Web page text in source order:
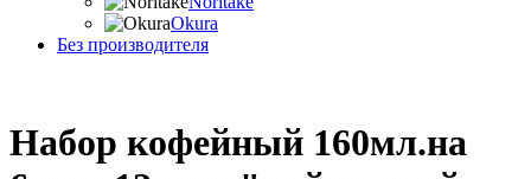
Okura
Без производителя
Набор кофейный 160мл.на